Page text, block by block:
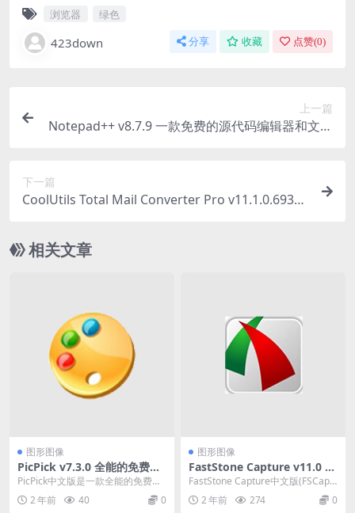
浏览器 绿色
423down 分享 收藏 点赞(0)
上一篇
Notepad++ v8.7.9 一款免费的源代码编辑器和文本
下一篇
CoolUtils Total Mail Converter Pro v11.1.0.693
相关文章
图形图像
PicPick v7.3.0 全能的免费截
图工具，屏幕截图、图片编辑
等，中文破解绿色版
PicPick中文版是一款全能的免费截
图工具,包含屏幕截图,图片编辑器,
颜色选择...
2 年前 40 0
图形图像
FastStone Capture v11.0 小
巧强大的屏幕截图软件，中文
绿色便携激活版
FastStone Capture中文版(FSCapt
ure中文版)是一款小巧强...
2 年前 274 0